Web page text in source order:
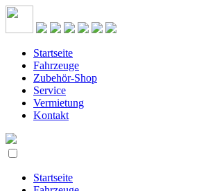
Startseite
Fahrzeuge
Zubehör-Shop
Service
Vermietung
Kontakt
Startseite